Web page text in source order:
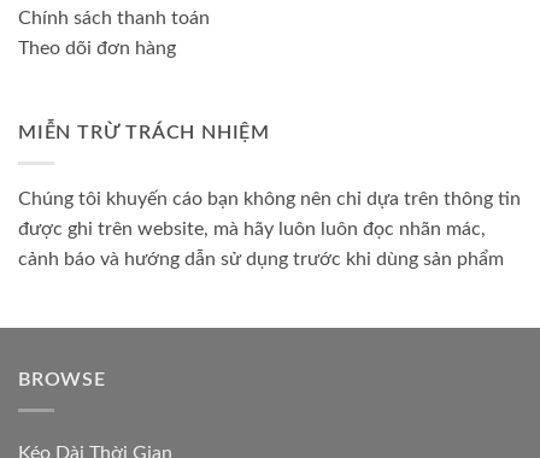
Chính sách thanh toán
Theo dõi đơn hàng
MIỄN TRỪ TRÁCH NHIỆM
Chúng tôi khuyến cáo bạn không nên chỉ dựa trên thông tin
được ghi trên website, mà hãy luôn luôn đọc nhãn mác,
cảnh báo và hướng dẫn sử dụng trước khi dùng sản phẩm
BROWSE
Kéo Dài Thời Gian